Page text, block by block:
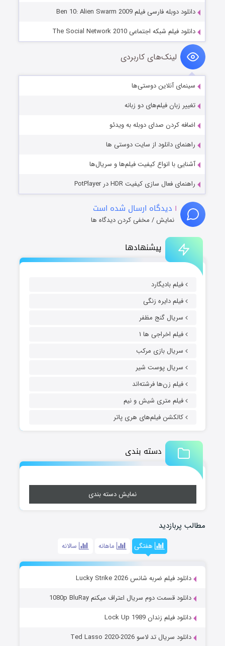
پیشنهادها
فیلم بادیگارد
فیلم دایره زنگی
سریال گنج مظفر
فیلم اخراجی ها ۱
سریال بازی مرکب
سریال پوست شیر
فیلم زن‌ها فرشته‌اند
فیلم متری شیش و نیم
کالکشن فیلم‌های هری پاتر
دسته بندی
نمایش دسته بندی
مطالب پربازدید
هفتگی ماهانه سالانه
دانلود فیلم ضربه شانس Lucky Strike 2026
دانلود قسمت دوم سریال اعتراف میکنم 1080p BluRay
دانلود فیلم زندان Lock Up 1989
دانلود سریال تد لاسو Ted Lasso 2020-2026
دانلود دوبله فارسی فیلم Ben 10: Alien Swarm 2009
دانلود فیلم شبکه اجتماعی The Social Network 2010
لینک‌های کاربردی
سینمای آنلاین دوستی‌ها
تغییر زبان فیلم‌های دو زبانه
اضافه کردن صدای دوبله به ویدئو
راهنمای دانلود از سایت دوستی ها
آشنایی با انواع کیفیت فیلم‌ها و سریال‌ها
راهنمای فعال سازی کیفیت HDR در PotPlayer
۱ دیدگاه ارسال شده است
نمایش / مخفی کردن دیدگاه ها